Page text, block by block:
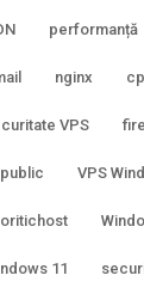
performanță
nginx
VPS
VPS
11